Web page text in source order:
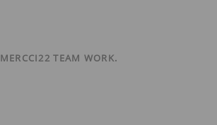
MERCCI22 TEAM WORK.